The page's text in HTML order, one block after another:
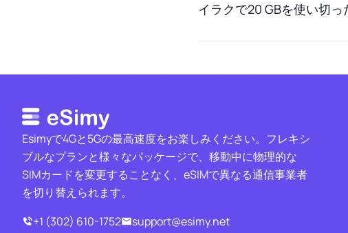
イラクで20 GBを使い切
Esimyで4Gと5Gの最高速度をお楽しみください。フレキシ
ブルなプランと様々なパッケージで、移動中に物理的な
SIMカードを変更することなく、eSIMで異なる通信事業者
を切り替えられます。
+1 (302) 610-1752
support@esimy.net